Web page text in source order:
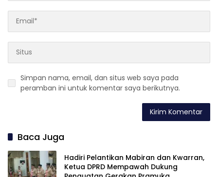
Simpan nama, email, dan situs web saya pada
peramban ini untuk komentar saya berikutnya.
Baca Juga
Hadiri Pelantikan Mabiran dan Kwarran,
Ketua DPRD Mempawah Dukung